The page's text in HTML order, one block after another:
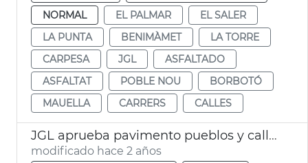
NORMAL
EL PALMAR
EL SALER
LA PUNTA
BENIMÀMET
LA TORRE
CARPESA
JGL
ASFALTADO
ASFALTAT
POBLE NOU
BORBOTÓ
MAUELLA
CARRERS CALLES
JGL aprueba pavimento pueblos y calles València
modificado hace 2 años